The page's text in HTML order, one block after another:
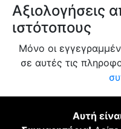
Αξιολογήσεις
ιστότοπους
Μόνο οι
σε αυτές τις
Αυτή